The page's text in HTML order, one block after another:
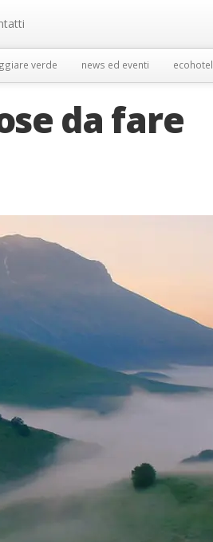
verde news ed eventi ecohotel
da fare